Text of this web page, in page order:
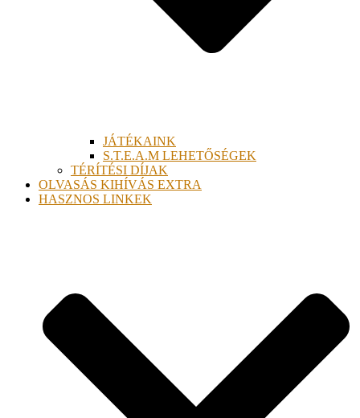
JÁTÉKAINK
S.T.E.A.M LEHETŐSÉGEK
TÉRÍTÉSI DÍJAK
OLVASÁS KIHÍVÁS EXTRA
HASZNOS LINKEK